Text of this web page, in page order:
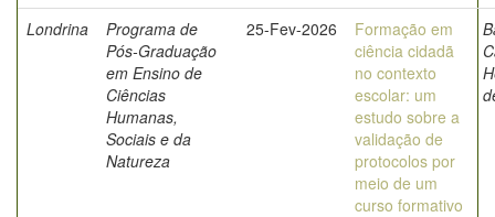
Londrina
Programa de
Pós-Graduação
em Ensino de
Ciências
Humanas,
Sociais e da
Natureza
25-Fev-2026
Formação em
ciência cidadã
no contexto
escolar: um
estudo sobre a
validação de
protocolos por
meio de um
curso formativo